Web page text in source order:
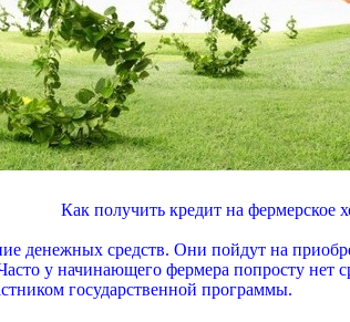
Как получить кредит на фермерское
денежных средств. Они пойдут на
у начинающего фермера попросту
государственной программы.